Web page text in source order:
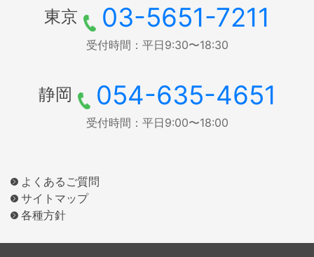
東京 03-5651-7211
受付時間：平日9:30〜18:30
静岡 054-635-4651
受付時間：平日9:00〜18:00
よくあるご質問
サイトマップ
各種方針